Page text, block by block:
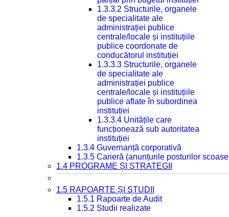
1.3.3.2 Structurile, organele
de specialitate ale
administrației publice
centrale/locale și instituțiile
publice coordonate de
conducătorul instituției
1.3.3.3 Structurile, organele
de specialitate ale
administrației publice
centrale/locale și instituțiile
publice aflate în subordinea
instituției
1.3.3.4 Unitățile care
funcționează sub autoritatea
instituției
1.3.4 Guvernanță corporativă
1.3.5 Carieră (anunțurile posturilor
1.4 PROGRAME ȘI STRATEGII
1.5 RAPOARTE ȘI STUDII
1.5.1 Rapoarte de Audit
1.5.2 Studii realizate